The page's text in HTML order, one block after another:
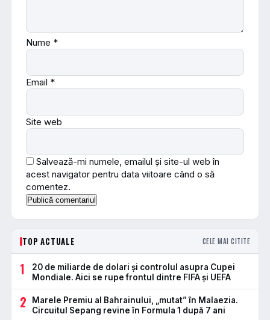
Nume *
Email *
Site web
Salvează-mi numele, emailul și site-ul web în
acest navigator pentru data viitoare când o să
comentez.
TOP ACTUALE CELE MAI CITITE
1
20 de miliarde de dolari și controlul asupra Cupei
Mondiale. Aici se rupe frontul dintre FIFA și UEFA
2
Marele Premiu al Bahrainului, „mutat” în Malaezia.
Circuitul Sepang revine în Formula 1 după 7 ani